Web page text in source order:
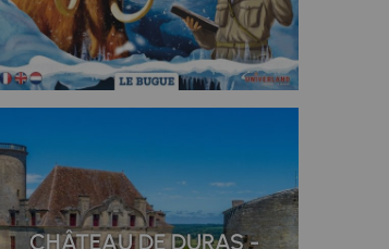
CHÂTEAU DE DURAS -